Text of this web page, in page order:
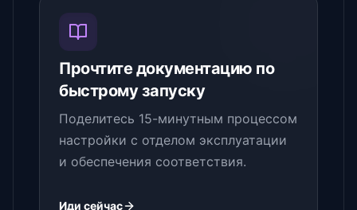
Прочтите документацию по
быстрому запуску
Поделитесь 15-минутным процессом
настройки с отделом эксплуатации
и обеспечения соответствия.
Иди сейчас